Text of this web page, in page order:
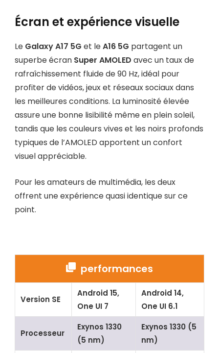
Écran et expérience visuelle
Le Galaxy A17 5G et leA16 5G partagent un
superbe écran Super AMOLED avec un taux de
rafraîchissement fluide de 90 Hz, idéal pour
profiter de vidéos, jeux et réseaux sociaux dans
les meilleures conditions. La luminosité élevée
assure une bonne lisibilité même en plein soleil,
tandis que les couleurs vives et les noirs profonds
typiques de l’AMOLED apportent un confort
visuel appréciable.
Pour les amateurs de multimédia, les deux
offrent une expérience quasi identique sur ce
point.
performances
Version SE
Android 15,
One UI 7
Android 14,
One UI 6.1
Processeur
Exynos 1330
(5 nm)
Exynos 1330 (5
nm)